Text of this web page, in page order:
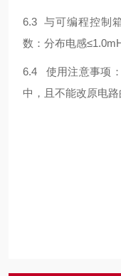
6.3 与可编程控制
数：分布电感
6.4 使用注意事项
中，且不能改原电路